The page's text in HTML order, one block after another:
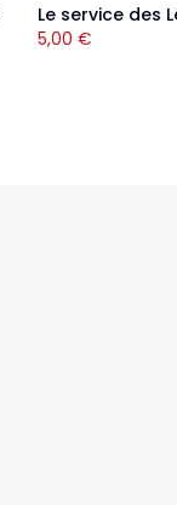
Le service des
5,00 €